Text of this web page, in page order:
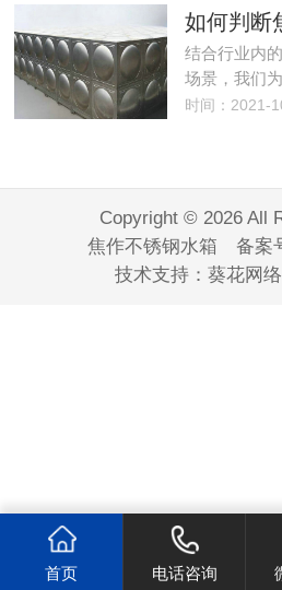
结合行业内
场景，我们
时间：2021-
Copyright © 2026 All
焦作不锈钢水箱 备案
技术支持： 葵花网络
首页 电话咨询